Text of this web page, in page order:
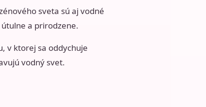
sveta sú aj vodné
a prirodzene.
v ktorej sa oddychuje
vodný svet.